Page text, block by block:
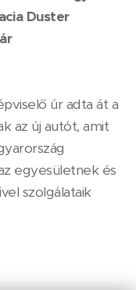
Duster
úr adta át a
az új autót, amit
egyesületnek és
szolgálataik